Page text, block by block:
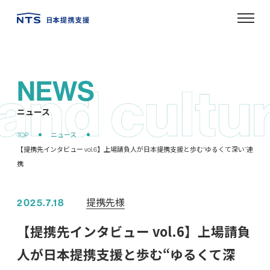
NEWS
ニュース
2025.7.18 提携先様
【提携先インタビュー vol.6】上場請負
人が日本提携支援と歩む“ゆるくて深